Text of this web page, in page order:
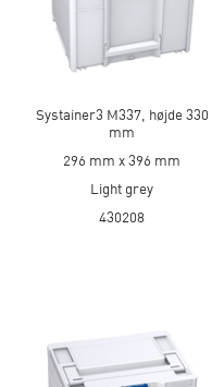
Systainer3 M337, højde 330
mm
296 mm x 396 mm
Light grey
430208